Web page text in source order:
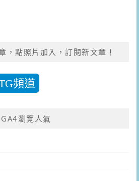
，點照片加入，訂閱新文章！
頻道
GA4瀏覽人氣